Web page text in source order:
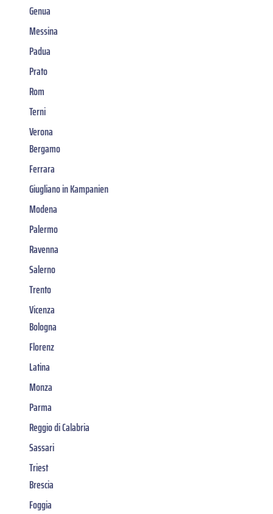
Genua
Messina
Padua
Prato
Rom
Terni
Verona
Bergamo
Ferrara
Giugliano in Kampanien
Modena
Palermo
Ravenna
Salerno
Trento
Vicenza
Bologna
Florenz
Latina
Monza
Parma
Reggio di Calabria
Sassari
Triest
Brescia
Foggia